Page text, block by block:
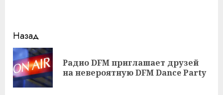
Навигация
записи
Назад
Радио DFM приглашает друзей
на невероятную DFM Dance Party